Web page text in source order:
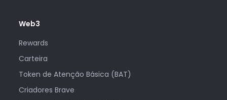
Web3
Rewards
Carteira
Token de Atenção Básica (BAT)
Criadores Brave